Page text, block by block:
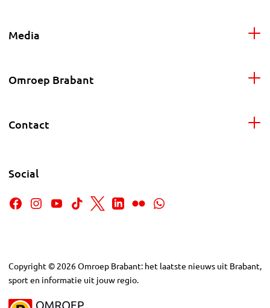
Media
Omroep Brabant
Contact
Social
Copyright © 2026Omroep Brabant: het laatste nieuws uit Brabant,
sport en informatie uit jouw regio.